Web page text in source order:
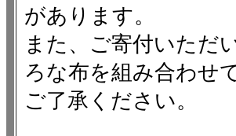
があります。
また、ご寄付いただ
ろな布を組み合わせ
ご了承ください。